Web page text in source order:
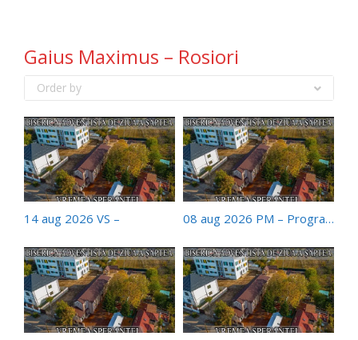
Gaius Maximus – Rosiori
Order by
14 aug 2026 VS – 08 aug 2026 PM – Program Muzical